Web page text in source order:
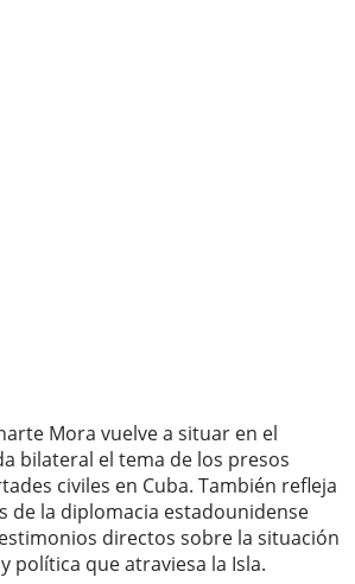
Mora vuelve a situar en el
bilateral el tema de los presos
civiles en Cuba. También refleja
de la diplomacia estadounidense
directos sobre la situación
política que atraviesa la Isla.